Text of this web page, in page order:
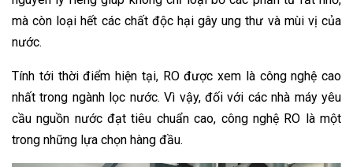
mà còn loại hết các chất độc hại gây ung thư và mùi vị của
nước.
Tính tới thời điểm hiện tại, RO được xem là công nghệ cao
nhất trong ngành lọc nước. Vì vậy, đối với các nhà máy yêu
cầu nguồn nước đạt tiêu chuẩn cao, công nghệ RO là một
trong những lựa chọn hàng đầu.